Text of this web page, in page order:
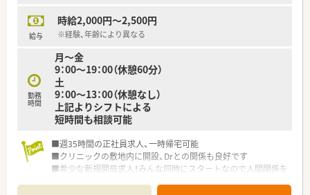
給与
時給2,000円～2,500円
※経験、年齢により異なる
勤務
時間
月～金
9：00～19：00（休憩60分）
土
9：00～13：00（休憩なし）
上記よりシフトによる
短時間も相談可能
■週35時間の正社員求人、一時帰宅可能
■クリニックの敷地内に開設、Drとの関係も良好です
■希少な新規開局求人！みんな同時にスタートなので人間関係を